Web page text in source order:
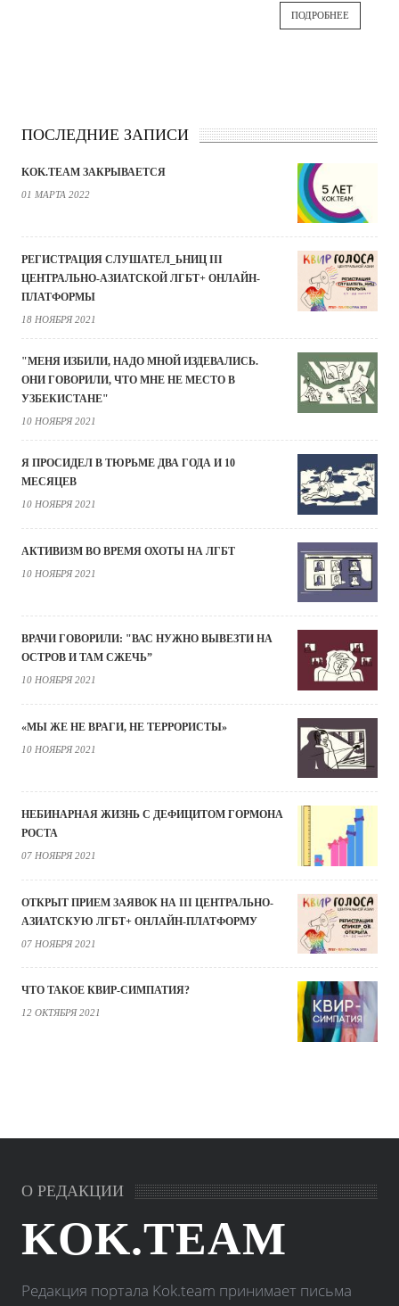
ПОДРОБНЕЕ
ПОСЛЕДНИЕ ЗАПИСИ
KOK.TEAM ЗАКРЫВАЕТСЯ
01 МАРТА 2022
РЕГИСТРАЦИЯ СЛУШАТЕЛ_ЬНИЦ III
ЦЕНТРАЛЬНО-АЗИАТСКОЙ ЛГБТ+ ОНЛАЙН-
ПЛАТФОРМЫ
18 НОЯБРЯ 2021
"МЕНЯ ИЗБИЛИ, НАДО МНОЙ ИЗДЕВАЛИСЬ.
ОНИ ГОВОРИЛИ, ЧТО МНЕ НЕ МЕСТО В
УЗБЕКИСТАНЕ"
10 НОЯБРЯ 2021
Я ПРОСИДЕЛ В ТЮРЬМЕ ДВА ГОДА И 10
МЕСЯЦЕВ
10 НОЯБРЯ 2021
АКТИВИЗМ ВО ВРЕМЯ ОХОТЫ НА ЛГБТ
10 НОЯБРЯ 2021
ВРАЧИ ГОВОРИЛИ: "ВАС НУЖНО ВЫВЕЗТИ НА
ОСТРОВ И ТАМ СЖЕЧЬ”
10 НОЯБРЯ 2021
«МЫ ЖЕ НЕ ВРАГИ, НЕ ТЕРРОРИСТЫ»
10 НОЯБРЯ 2021
НЕБИНАРНАЯ ЖИЗНЬ С ДЕФИЦИТОМ ГОРМОНА
РОСТА
07 НОЯБРЯ 2021
ОТКРЫТ ПРИЕМ ЗАЯВОК НА III ЦЕНТРАЛЬНО-
АЗИАТСКУЮ ЛГБТ+ ОНЛАЙН-ПЛАТФОРМУ
07 НОЯБРЯ 2021
ЧТО ТАКОЕ КВИР-СИМПАТИЯ?
12 ОКТЯБРЯ 2021
О РЕДАКЦИИ
KOK.TEAM
Редакция портала Kok.team принимает письма